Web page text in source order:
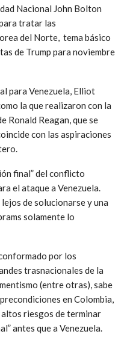
Nacional John Bolton
tratar las
del Norte, tema básico
de Trump para noviembre
para Venezuela, Elliot
la que realizaron con la
Ronald Reagan, que se
con las aspiraciones
final” del conflicto
el ataque a Venezuela.
de solucionarse y una
solamente lo
por los
trasnacionales de la
(entre otras), sabe
en Colombia,
riesgos de terminar
antes que a Venezuela.